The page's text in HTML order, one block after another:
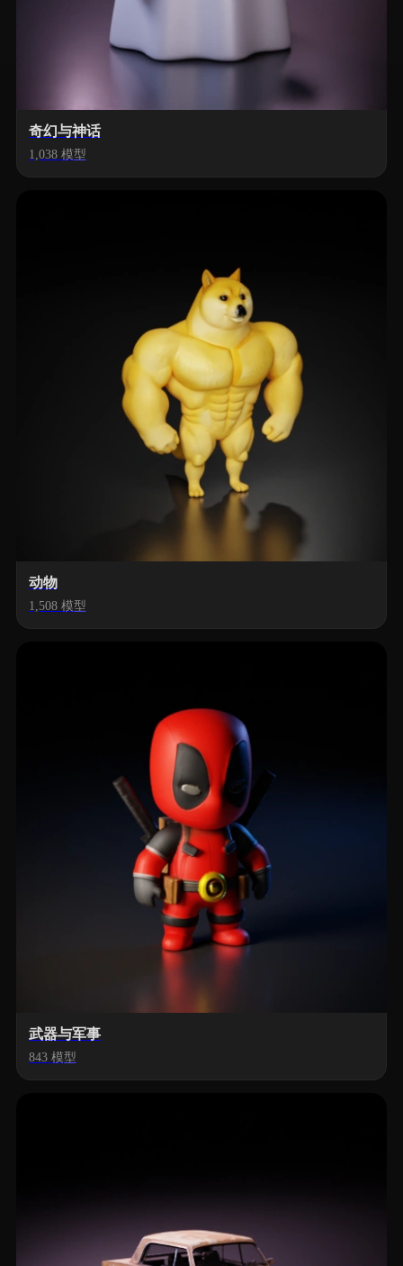
奇幻与神话
1,038 模型
动物
1,508 模型
武器与军事
843 模型